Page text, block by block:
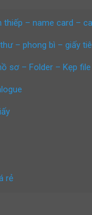
thiếp – name card –
– phong bì – giấy
sơ – Folder – Kẹp file
rẻ